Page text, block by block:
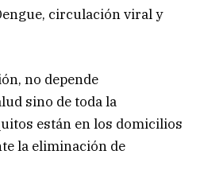
circulación viral y
no depende
sino de toda la
están en los domicilios
la eliminación de